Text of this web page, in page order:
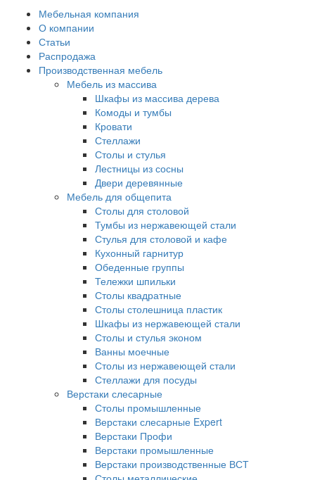
Мебельная компания
О компании
Статьи
Распродажа
Производственная мебель
Мебель из массива
Шкафы из массива дерева
Комоды и тумбы
Кровати
Стеллажи
Столы и стулья
Лестницы из сосны
Двери деревянные
Мебель для общепита
Столы для столовой
Тумбы из нержавеющей стали
Стулья для столовой и кафе
Кухонный гарнитур
Обеденные группы
Тележки шпильки
Столы квадратные
Столы столешница пластик
Шкафы из нержавеющей стали
Столы и стулья эконом
Ванны моечные
Столы из нержавеющей стали
Стеллажи для посуды
Верстаки слесарные
Столы промышленные
Верстаки слесарные Expert
Верстаки Профи
Верстаки промышленные
Верстаки производственные ВСТ